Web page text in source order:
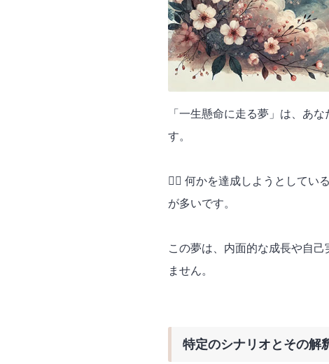
「一生懸命に走る夢」は、あ
す。
🏃‍♂️ 何かを達成しようとしてい
が多いです。
この夢は、内面的な成長や自
ません。
特定のシナリオとその解